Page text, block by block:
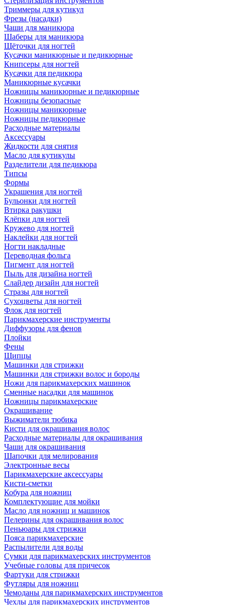
Триммеры для кутикул
Фрезы (насадки)
Чаши для маникюра
Шаберы для маникюра
Щёточки для ногтей
Кусачки маникюрные и педикюрные
Книпсеры для ногтей
Кусачки для педикюра
Маникюрные кусачки
Ножницы маникюрные и педикюрные
Ножницы безопасные
Ножницы маникюрные
Ножницы педикюрные
Расходные материалы
Аксессуары
Жидкости для снятия
Масло для кутикулы
Разделители для педикюра
Типсы
Формы
Украшения для ногтей
Бульонки для ногтей
Втирка ракушки
Клёпки для ногтей
Кружево для ногтей
Наклейки для ногтей
Ногти накладные
Переводная фольга
Пигмент для ногтей
Пыль для дизайна ногтей
Слайдер дизайн для ногтей
Стразы для ногтей
Сухоцветы для ногтей
Флок для ногтей
Парикмахерские инструменты
Диффузоры для фенов
Плойки
Фены
Щипцы
Машинки для стрижки
Машинки для стрижки волос и бороды
Ножи для парикмахерских машинок
Сменные насадки для машинок
Ножницы парикмахерские
Окрашивание
Выжиматели тюбика
Кисти для окрашивания волос
Расходные материалы для окрашивания
Чаши для окрашивания
Шапочки для мелирования
Электронные весы
Парикмахерские аксессуары
Кисти-сметки
Кобура для ножниц
Комплектующие для мойки
Масло для ножниц и машинок
Пелерины для окрашивания волос
Пеньюары для стрижки
Пояса парикмахерские
Распылители для воды
Сумки для парикмахерских инструментов
Учебные головы для причесок
Фартуки для стрижки
Футляры для ножниц
Чемоданы для парикмахерских инструментов
Чехлы для парикмахерских инструментов